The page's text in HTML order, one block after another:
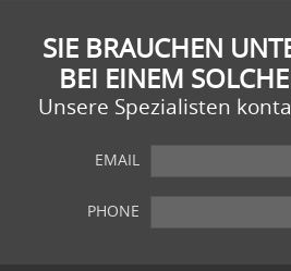
SIE BRAUCHEN
BEI EINEM
Unsere Spezialisten
EMAIL
PHONE